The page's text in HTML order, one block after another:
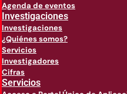
Agenda de eventos
Investigaciones
Investigaciones
¿Quiénes somos?
Servicios
Investigadores
Cifras
Servicios